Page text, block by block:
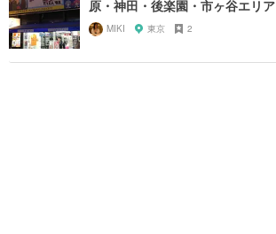
原・神田・後楽園・市ヶ谷エリア
MIKI 東京 2